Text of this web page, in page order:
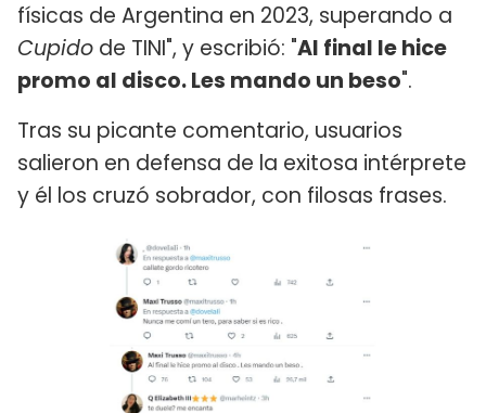
físicas de Argentina en 2023, superando a
Cupido de TINI", y escribió: "Al final le hice
promo al disco. Les mando un beso".
Tras su picante comentario, usuarios
salieron en defensa de la exitosa intérprete
y él los cruzó sobrador, con filosas frases.